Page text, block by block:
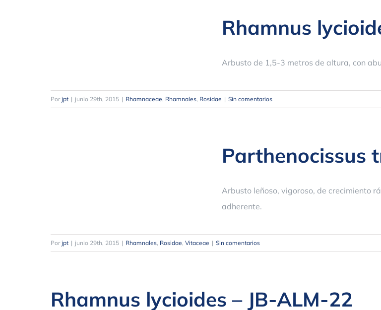
Rhamnus
Arbusto de 1,5-3 metros de altura, con
Por jpt | junio 29th, 2015 | Rhamnaceae, Rhamnales, Rosidae | Sin comentarios
Parthenocissus
Arbusto leñoso, vigoroso, de crecimiento
adherente.
Por jpt | junio 29th, 2015 | Rhamnales, Rosidae, Vitaceae | Sin comentarios
Rhamnus lycioides – JB-ALM-22